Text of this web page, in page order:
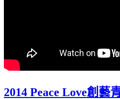
2014 Peace Love創藝